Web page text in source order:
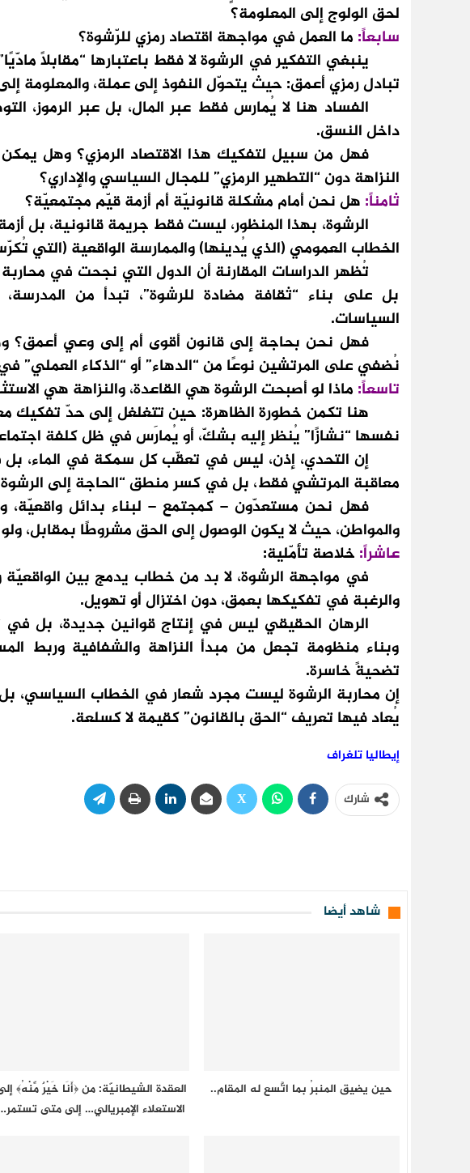
لحق الولوج إلى المعلومة؟
سابعاً: ما العمل في مواجهة اقتصاد رمزي للرّشوة؟
ينبغي التفكير في الرشوة لا فقط باعتبارها “مقابلًا
تبادل رمزي أعمق: حيث يتحوّل النفوذ إلى عملة، والمعلومة
الفساد هنا لا يُمارس فقط عبر المال، بل عبر الرموز،
داخل النسق.
فهل من سبيل لتفكيك هذا الاقتصاد الرمزي؟ وهل
النزاهة دون “التطهير الرمزي” للمجال السياسي والإداري؟
ثامناً: هل نحن أمام مشكلة قانونيّة أم أزمة قيّم مجتمعيّة؟
الرشوة، بهذا المنظور، ليست فقط جريمة قانونية، بل
الخطاب العمومي (الذي يُدينها) والممارسة الواقعية (التي
تُظهر الدراسات المقارنة أن الدول التي نجحت في
بل على بناء “ثقافة مضادة للرشوة”، تبدأ من
السياسات.
فهل نحن بحاجة إلى قانون أقوى أم إلى وعي أعمق؟
نُضفي على المرتشين نوعًا من “الدهاء” أو “الذكاء العملي” في
تاسعاً: ماذا لو أصبحت الرشوة هي القاعدة، والنزاهة هي
هنا تكمن خطورة الظاهرة: حين تتغلغل إلى حدّ تفكيك
نفسها “نشازًا” يُنظر إليه بشكّ، أو يُمارَس في ظل كلفة
إن التحدي، إذن، ليس في تعقّب كل سمكة في الماء،
معاقبة المرتشي فقط، بل في كسر منطق “الحاجة إلى الرشوة”
فهل نحن مستعدّون – كمجتمع – لبناء بدائل واقعيّة،
والمواطن، حيث لا يكون الوصول إلى الحق مشروطًا بمقابل، ولو
عاشراً: خلاصة تأمّلية:
في مواجهة الرشوة، لا بد من خطاب يدمج بين الواقعيّة
والرغبة في تفكيكها بعمق، دون اختزال أو تهويل.
الرهان الحقيقي ليس في إنتاج قوانين جديدة، بل في
وبناء منظومة تجعل من مبدأ النزاهة والشفافية وربط
تضحيةً خاسرة.
إن محاربة الرشوة ليست مجرد شعار في الخطاب السياسي،
يُعاد فيها تعريف “الحق بالقانون” كقيمة لا كسلعة.
إيطاليا تلغراف
شارك
شاهد أيضا
حين يضيق المنبرُ بما اتَّسع له المقام..
العقدة الشيطانيّة: من ﴿أَنَا خَيْرٌ مِّنْهُ﴾
الاستعلاء الإمبريالي… إلى متى